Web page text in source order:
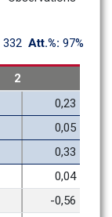
332 Att.%: 97%
2
0,23
0,05
0,33
0,04
-0,56